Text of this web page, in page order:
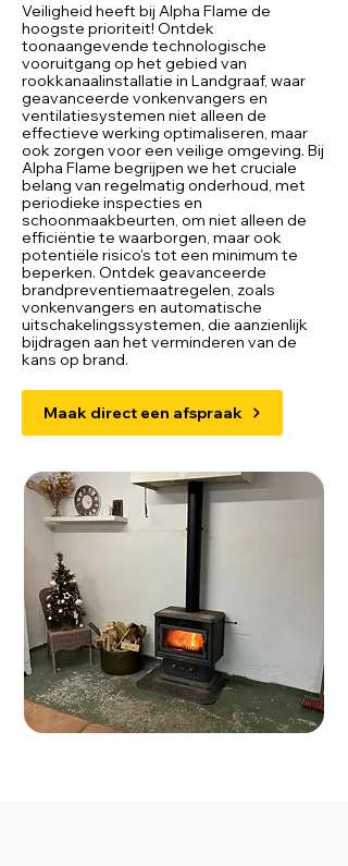
Veiligheid heeft bij Alpha Flame de
hoogste prioriteit! Ontdek
toonaangevende technologische
vooruitgang op het gebied van
rookkanaalinstallatie in Landgraaf, waar
geavanceerde vonkenvangers en
ventilatiesystemen niet alleen de
effectieve werking optimaliseren, maar
ook zorgen voor een veilige omgeving. Bij
Alpha Flame begrijpen we het cruciale
belang van regelmatig onderhoud, met
periodieke inspecties en
schoonmaakbeurten, om niet alleen de
efficiëntie te waarborgen, maar ook
potentiële risico's tot een minimum te
beperken. Ontdek geavanceerde
brandpreventiemaatregelen, zoals
vonkenvangers en automatische
uitschakelingssystemen, die aanzienlijk
bijdragen aan het verminderen van de
kans op brand.
Maak direct een afspraak